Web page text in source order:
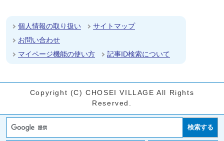
個人情報の取り扱い
サイトマップ
お問い合わせ
マイページ機能の使い方
記事ID検索について
Copyright (C) CHOSEI VILLAGE All Rights
Reserved.
検索する